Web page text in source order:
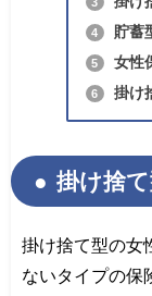
4 貯蓄
5 女性
6 掛け
掛け捨
掛け捨て型の女
ないタイプの保